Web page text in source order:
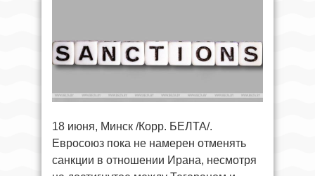
18 июня, Минск /Корр. БЕЛТА/.
Евросоюз пока не намерен отменять
санкции в отношении Ирана, несмотря